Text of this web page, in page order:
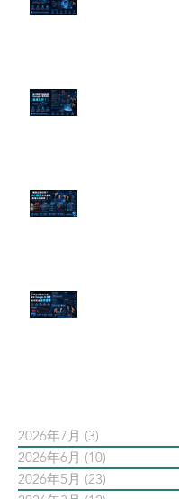
2026年7月 (3)
2026年6月 (10)
2026年5月 (23)